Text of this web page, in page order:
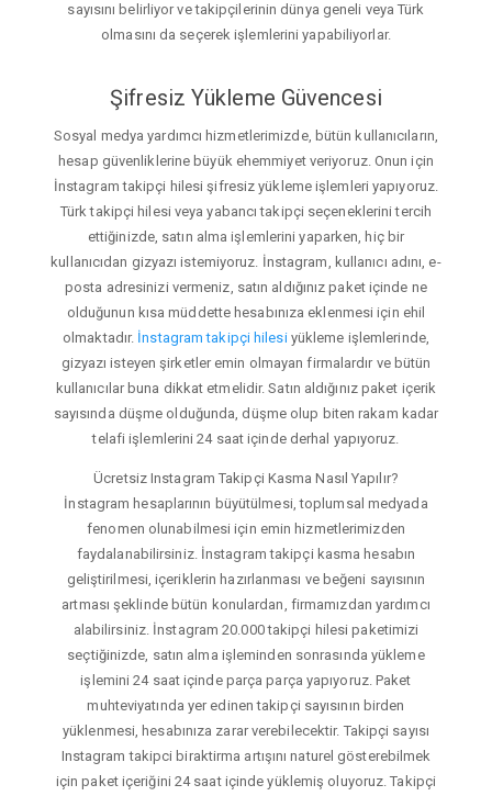
sayısını belirliyor ve takipçilerinin dünya geneli veya Türk
olmasını da seçerek işlemlerini yapabiliyorlar.
Şifresiz Yükleme Güvencesi
Sosyal medya yardımcı hizmetlerimizde, bütün kullanıcıların,
hesap güvenliklerine büyük ehemmiyet veriyoruz. Onun için
İnstagram takipçi hilesi şifresiz yükleme işlemleri yapıyoruz.
Türk takipçi hilesi veya yabancı takipçi seçeneklerini tercih
ettiğinizde, satın alma işlemlerini yaparken, hiç bir
kullanıcıdan gizyazı istemiyoruz. İnstagram, kullanıcı adını, e-
posta adresinizi vermeniz, satın aldığınız paket içinde ne
olduğunun kısa müddette hesabınıza eklenmesi için ehil
olmaktadır. İnstagram takipçi hilesiyükleme işlemlerinde,
gizyazı isteyen şirketler emin olmayan firmalardır ve bütün
kullanıcılar buna dikkat etmelidir. Satın aldığınız paket içerik
sayısında düşme olduğunda, düşme olup biten rakam kadar
telafi işlemlerini 24 saat içinde derhal yapıyoruz.
Ücretsiz Instagram Takipçi Kasma Nasıl Yapılır?
İnstagram hesaplarının büyütülmesi, toplumsal medyada
fenomen olunabilmesi için emin hizmetlerimizden
faydalanabilirsiniz. İnstagram takipçi kasma hesabın
geliştirilmesi, içeriklerin hazırlanması ve beğeni sayısının
artması şeklinde bütün konulardan, firmamızdan yardımcı
alabilirsiniz. İnstagram 20.000 takipçi hilesi paketimizi
seçtiğinizde, satın alma işleminden sonrasında yükleme
işlemini 24 saat içinde parça parça yapıyoruz. Paket
muhteviyatında yer edinen takipçi sayısının birden
yüklenmesi, hesabınıza zarar verebilecektir. Takipçi sayısı
Instagram takipci biraktirma artışını naturel gösterebilmek
için paket içeriğini 24 saat içinde yüklemiş oluyoruz. Takipçi